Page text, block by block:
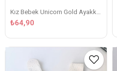
Kız Bebek Unicorn Gold Ayakkabı
₺64,90